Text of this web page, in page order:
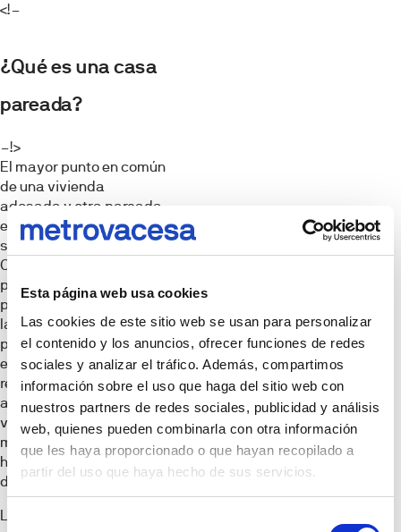
Esta página web usa cookies
Las cookies de este sitio web se usan para personalizar
el contenido y los anuncios, ofrecer funciones de redes
sociales y analizar el tráfico. Además, compartimos
información sobre el uso que haga del sitio web con
nuestros partners de redes sociales, publicidad y análisis
web, quienes pueden combinarla con otra información
que les haya proporcionado o que hayan recopilado a
partir del uso que haya hecho de sus servicios.
Selección
<!–
¿Qué es una casa
pareada?
–!>
El mayor punto en común
de una vivienda
adosada y otra pareada
es también el origen de
su principal diferencia.
Como en el caso de las
primeras, una vivienda
pareada comparte con
la vecina una de sus
paredes. Sin embargo,
esta denominación hace
referencia, únicamente,
a la construcción de dos
viviendas ya que, de otro
modo, estaríamos
hablando nuevamente
de casas adosadas.
La amplitud espacial es